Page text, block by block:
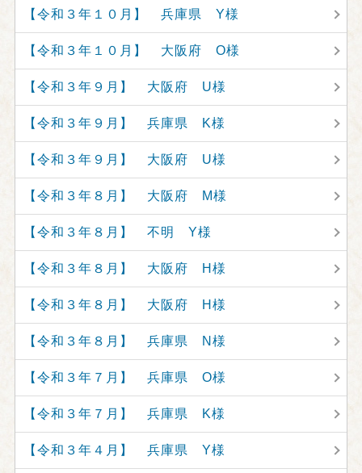
【令和３年１０月】 兵庫県 Y様
【令和３年１０月】 大阪府 O様
【令和３年９月】 大阪府 U様
【令和３年９月】 兵庫県 K様
【令和３年９月】 大阪府 U様
【令和３年８月】 大阪府 M様
【令和３年８月】 不明 Y様
【令和３年８月】 大阪府 H様
【令和３年８月】 大阪府 H様
【令和３年８月】 兵庫県 N様
【令和３年７月】 兵庫県 O様
【令和３年７月】 兵庫県 K様
【令和３年４月】 兵庫県 Y様